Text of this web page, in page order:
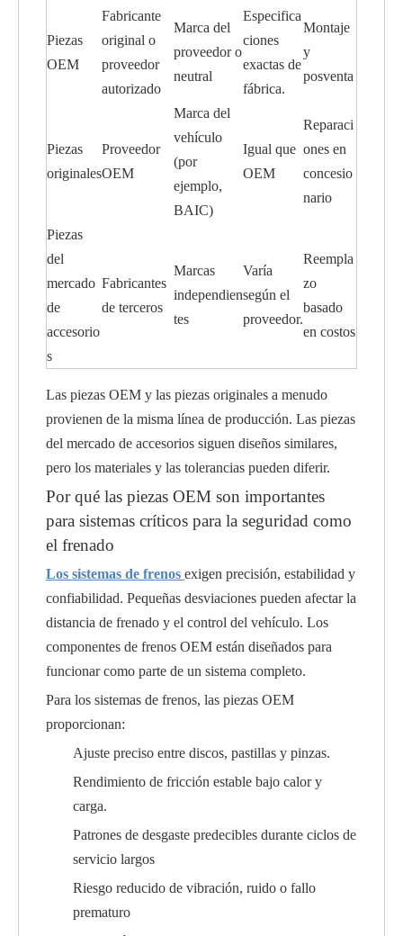
Piezas
OEM
Fabricante
original o
proveedor
autorizado
Marca del
proveedor o
neutral
Especifica
ciones
exactas de
fábrica.
Montaje
y
posventa
Piezas
originales
Proveedor
OEM
Marca del
vehículo
(por
ejemplo,
BAIC)
Igual que
OEM
Reparaci
ones en
concesio
nario
Piezas
del
mercado
de
accesorio
s
Fabricantes
de terceros
Marcas
independien
tes
Varía
según el
proveedor.
Reempla
zo
basado
en costos
Las piezas OEM y las piezas originales a menudo
provienen de la misma línea de producción. Las piezas
del mercado de accesorios siguen diseños similares,
pero los materiales y las tolerancias pueden diferir.
Por qué las piezas OEM son importantes
para sistemas críticos para la seguridad como
el frenado
Los sistemas de frenos exigen precisión, estabilidad y
confiabilidad. Pequeñas desviaciones pueden afectar la
distancia de frenado y el control del vehículo. Los
componentes de frenos OEM están diseñados para
funcionar como parte de un sistema completo.
Para los sistemas de frenos, las piezas OEM
proporcionan:
Ajuste preciso entre discos, pastillas y pinzas.
Rendimiento de fricción estable bajo calor y
carga.
Patrones de desgaste predecibles durante ciclos de
servicio largos
Riesgo reducido de vibración, ruido o fallo
prematuro